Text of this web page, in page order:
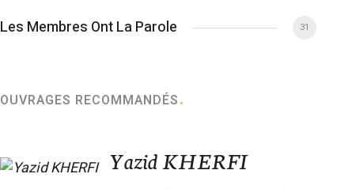
Les Membres Ont La Parole 31
OUVRAGES RECOMMANDÉS
Yazid KHERFI